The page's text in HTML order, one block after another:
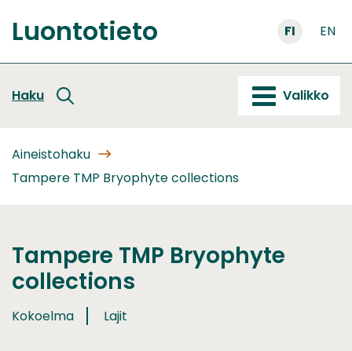
sisältöön
Etusivu
Luontotieto FI EN
Haku Valikko
Aineistohaku
Tampere TMP Bryophyte collections
Tampere TMP Bryophyte
collections
Kokoelma Lajit